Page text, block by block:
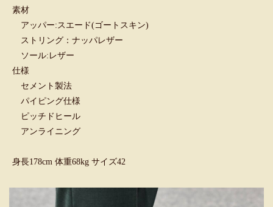
素材
アッパー:スエード(ゴートスキン)
ストリング：ナッパレザー
ソール:レザー
仕様
セメント製法
パイピング仕様
ピッチドヒール
アンライニング
身長178cm 体重68kg サイズ42